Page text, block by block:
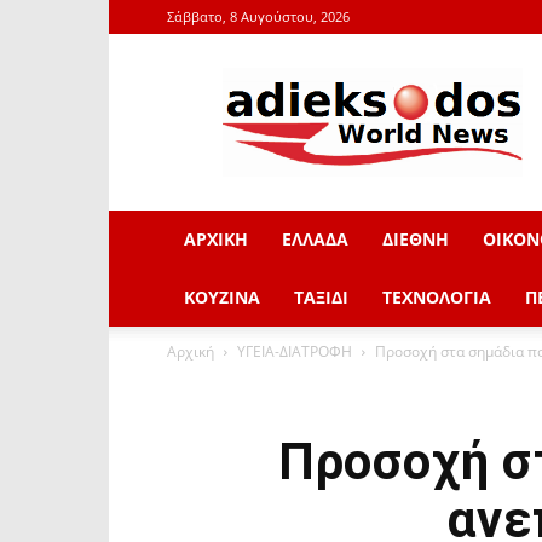
Σάββατο, 8 Αυγούστου, 2026
adieksodos.gr
ΑΡΧΙΚΗ ΕΛΛΑΔΑ ΔΙΕΘΝΗ
ΚΟΥΖΙΝΑ ΤΑΞΙΔΙ ΤΕΧΝΟΛΟΓΙΑ
Αρχική ΥΓΕΙΑ-ΔΙΑΤΡΟΦΗ Προσοχή στα σημάδια
Προσοχή